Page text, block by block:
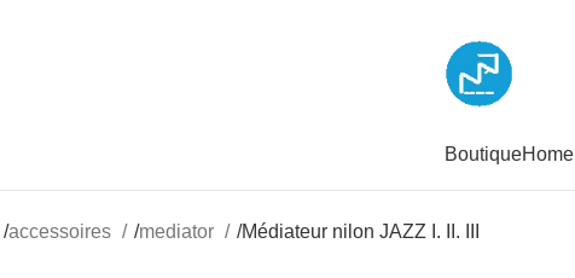
BoutiqueHome
/accessoires /mediator /Médiateur nilon JAZZ I. II. III